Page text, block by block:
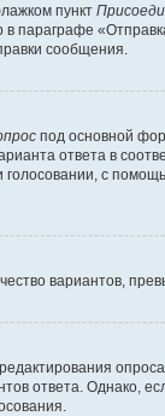
пункт
сообщения.
под основной
ответа в
голосовании, с
вариантов,
ответа. Однако,